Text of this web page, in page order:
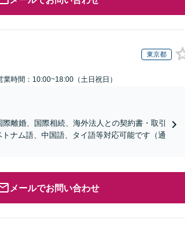
東京都
業時間：10:00~18:00（土日祝日）
離婚、国際相続、海外法人との契約書・取引
ナム語、中国語、タイ語等対応可能です（通
メールでお問い合わせ